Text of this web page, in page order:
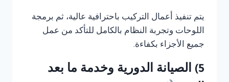
يتم تنفيذ أعمال التركيب باحترافية عالية، ثم برمجة
اللوحات وتجربة النظام بالكامل للتأكد من عمل
جميع الأجزاء بكفاءة.
5) الصيانة الدورية وخدمة ما بعد